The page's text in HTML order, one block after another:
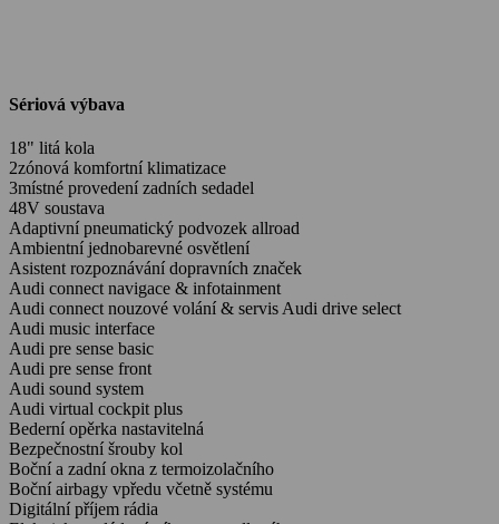
Sériová výbava
18" litá kola
2zónová komfortní klimatizace
3místné provedení zadních sedadel
48V soustava
Adaptivní pneumatický podvozek allroad
Ambientní jednobarevné osvětlení
Asistent rozpoznávání dopravních značek
Audi connect navigace & infotainment
Audi connect nouzové volání & servis Audi drive select
Audi music interface
Audi pre sense basic
Audi pre sense front
Audi sound system
Audi virtual cockpit plus
Bederní opěrka nastavitelná
Bezpečnostní šrouby kol
Boční a zadní okna z termoizolačního
Boční airbagy vpředu včetně systému
Digitální příjem rádia